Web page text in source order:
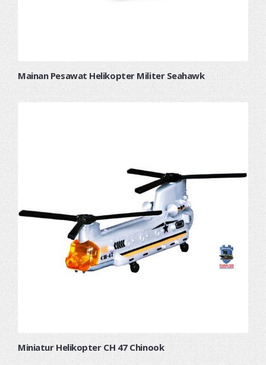
Mainan Pesawat Helikopter Militer Seahawk
Miniatur Helikopter CH 47 Chinook